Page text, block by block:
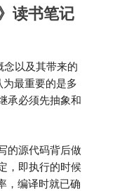
读书笔记
以及其带来的
最重要的是多
承必须先抽象和
的源代码背后做
，即执行的时候
，编译时就已确